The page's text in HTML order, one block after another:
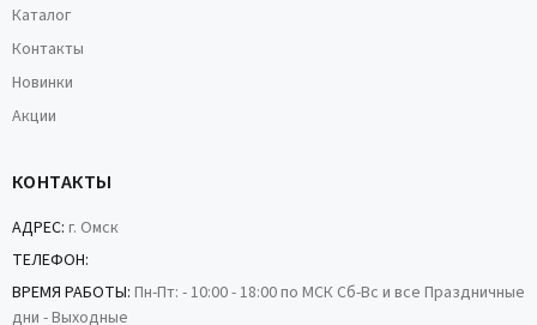
Каталог
Контакты
Новинки
Акции
КОНТАКТЫ
АДРЕС: г. Омск
ТЕЛЕФОН:
ВРЕМЯ РАБОТЫ: Пн-Пт: - 10:00 - 18:00 по МСК Сб-Вс и все Праздничные
дни - Выходные